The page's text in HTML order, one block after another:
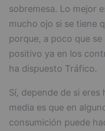
sobremesa. Lo mejor
mucho ojo si se tiene
porque, a poco que
positivo ya en los
ha dispuesto Tráfico.
Sí, depende de si
media es que en
consumición puede